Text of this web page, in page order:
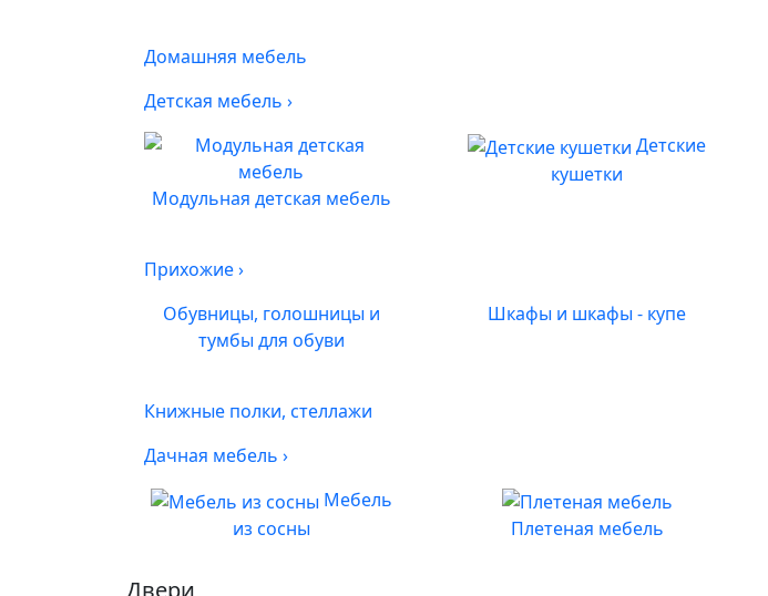
Домашняя мебель
Детская мебель ›
Модульная детская мебель
Детские
кушетки
Прихожие›
Обувницы, голошницы и
тумбы для обуви
Шкафы и шкафы - купе
Книжные полки, стеллажи
Дачная мебель ›
Мебель
из сосны
Плетеная мебель
Двери